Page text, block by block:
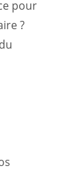
pour
?